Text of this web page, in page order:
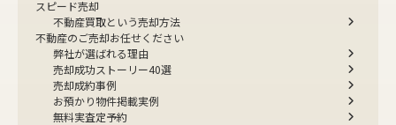
スピード売却
不動産買取という売却方法
不動産のご売却お任せください
弊社が選ばれる理由
売却成功ストーリー40選
売却成約事例
お預かり物件掲載実例
無料実査定予約